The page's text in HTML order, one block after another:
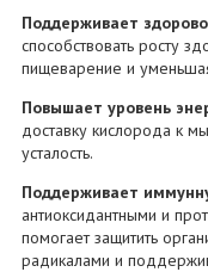
Поддерживает
способствовать росту
пищеварение и
Повышает уровень
доставку кислорода к
усталость.
Поддерживает
антиоксидантными и
помогает защитить
радикалами и